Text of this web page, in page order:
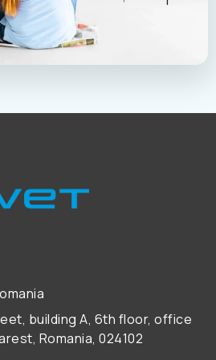
building A, 6th floor, office
Romania, 024102